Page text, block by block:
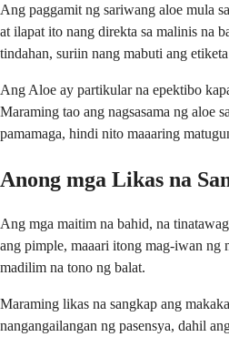
Ang paggamit ng sariwang aloe mula
at ilapat ito nang direkta sa malinis na
tindahan, suriin nang mabuti ang
Ang Aloe ay partikular na epektibo
Maraming tao ang nagsasama ng aloe
pamamaga, hindi nito maaaring
Anong mga Likas na
Ang mga maitim na bahid, na
ang pimple, maaari itong mag-iwan ng
madilim na tono ng balat.
Maraming likas na sangkap ang
nangangailangan ng pasensya, dahil